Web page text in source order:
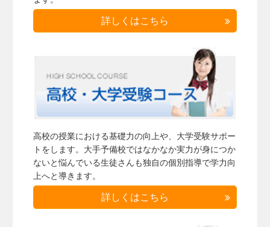
詳しくはこちら
高校の授業における基礎力の向上や、大学受験サポー
トをします。大手予備校ではなかなか実力が身につか
ないと悩んでいる生徒さんも独自の個別指導で学力向
上へと導きます。
詳しくはこちら